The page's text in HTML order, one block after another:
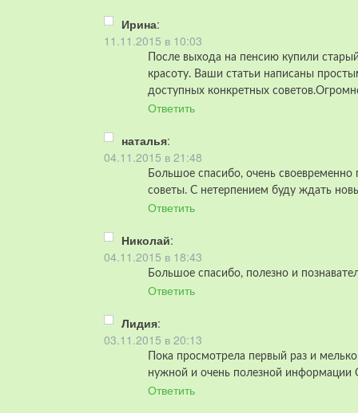
Ирина:
11.11.2015 в 10:03
После выхода на пенсию купили
красоту. Ваши статьи написаны
доступных конкретных
Ответить
наталья:
04.11.2015 в 21:48
Большое спасибо, очень своевременно
советы. С нетерпением буду ждать
Ответить
Николай:
04.11.2015 в 18:43
Большое спасибо, полезно и
Ответить
Лидия:
03.11.2015 в 20:13
Пока просмотрела первый раз и
нужной и очень полезной информации
Ответить